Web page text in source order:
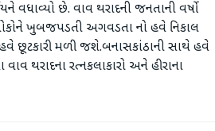
વધાવ્યો છે. વાવ થરાદની જનતાની વર્ષો
ખુબજપડતી અગવડતા નો હવે નિકાલ
છૂટકારી મળી જશે.બનાસકાંઠાની સાથે હવે
થરાદના રત્નકલાકારો અને હીરાના